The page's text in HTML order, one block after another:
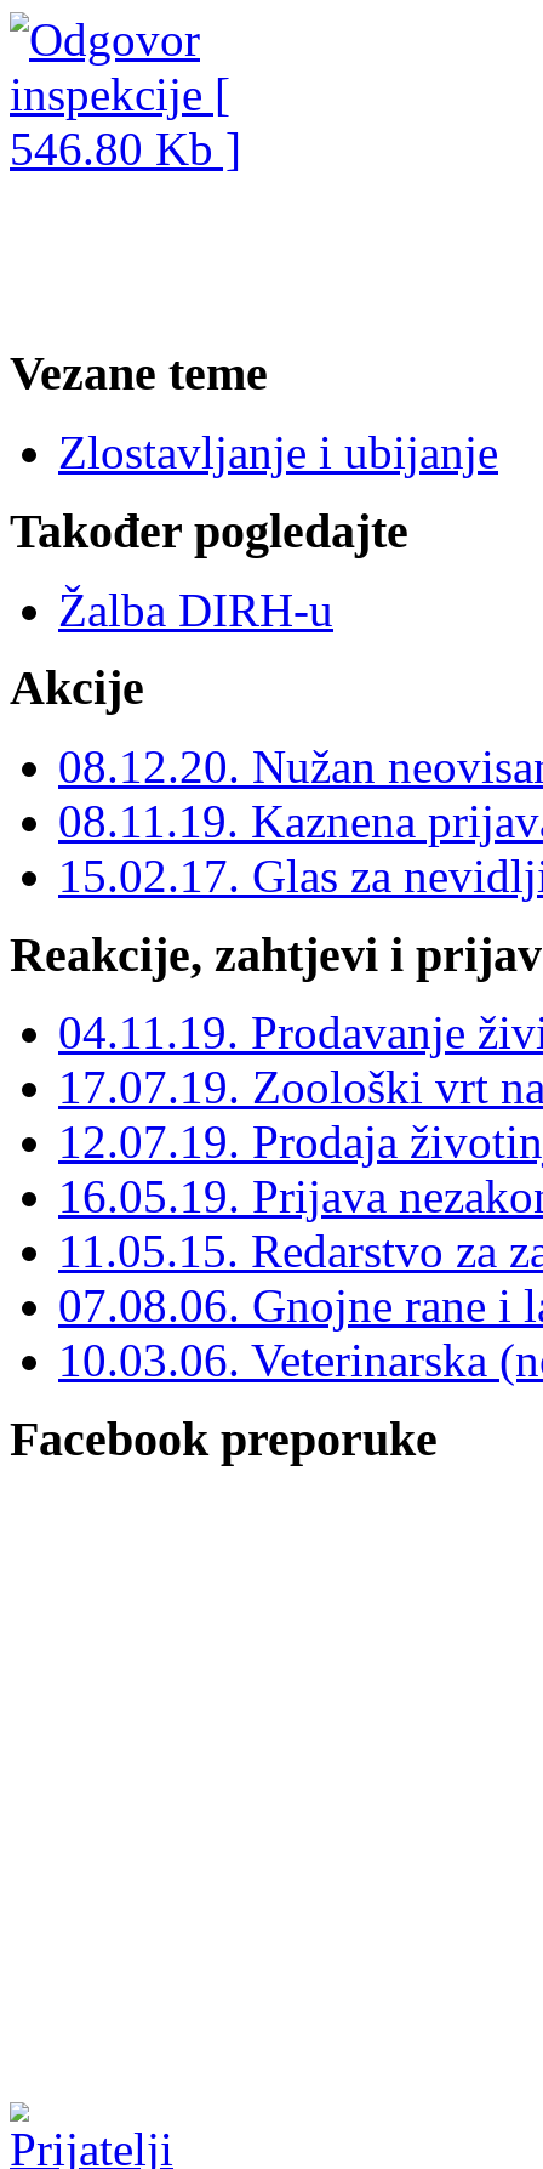
Vezane teme
Zlostavljanje i ubijanje
Također pogledajte
Žalba DIRH-u
Akcije
08.12.20. Nužan
08.11.19. Kaznena
15.02.17. Glas za
Reakcije, zahtjevi i
04.11.19. Prodavanje
17.07.19. Zoološki vrt
12.07.19. Prodaja
16.05.19. Prijava
11.05.15. Redarstvo za
07.08.06. Gnojne rane i
10.03.06. Veterinarska
Facebook preporuke